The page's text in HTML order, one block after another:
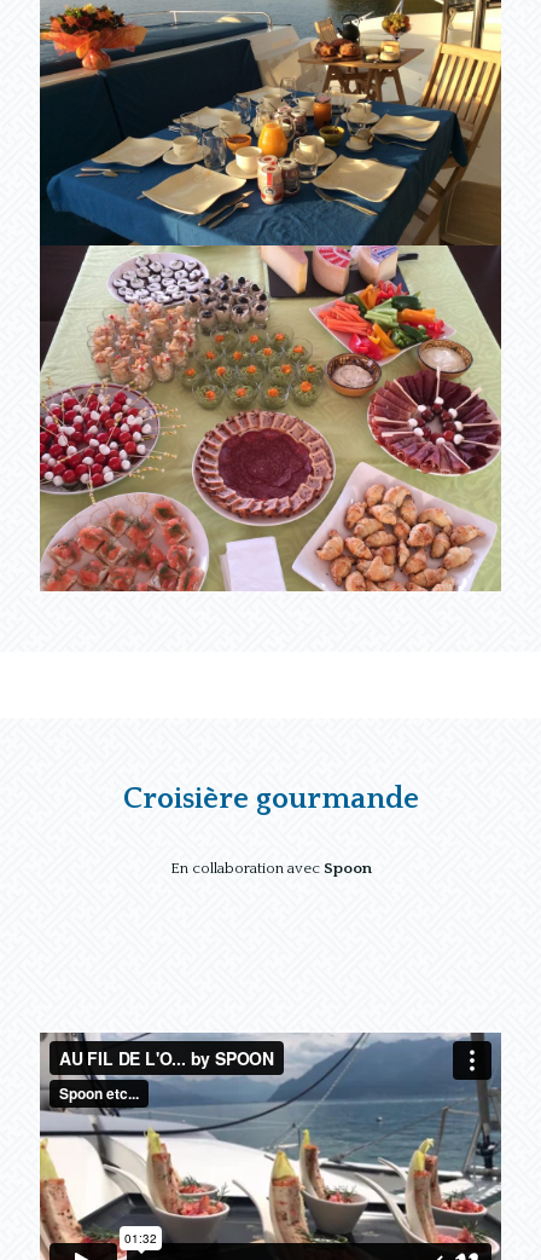
Croisière gourmande
En collaboration avec Spoon